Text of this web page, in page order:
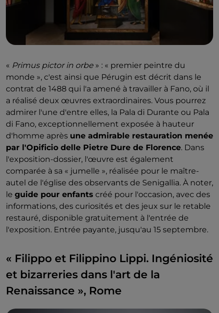
« Primus pictor in orbe » : « premier peintre du
monde », c'est ainsi que Pérugin est décrit dans le
contrat de 1488 qui l'a amené à travailler à Fano, où il
a réalisé deux œuvres extraordinaires. Vous pourrez
admirer l'une d'entre elles, la Pala di Durante ou Pala
di Fano, exceptionnellement exposée à hauteur
d'homme après une admirable restauration menée
par l'Opificio delle Pietre Dure de Florence. Dans
l'exposition-dossier, l'œuvre est également
comparée à sa « jumelle », réalisée pour le maître-
autel de l'église des observants de Senigallia. À noter,
le guide pour enfants créé pour l'occasion, avec des
informations, des curiosités et des jeux sur le retable
restauré, disponible gratuitement à l'entrée de
l'exposition. Entrée payante, jusqu'au 15 septembre.
« Filippo et Filippino Lippi. Ingéniosité
et bizarreries dans l'art de la
Renaissance », Rome